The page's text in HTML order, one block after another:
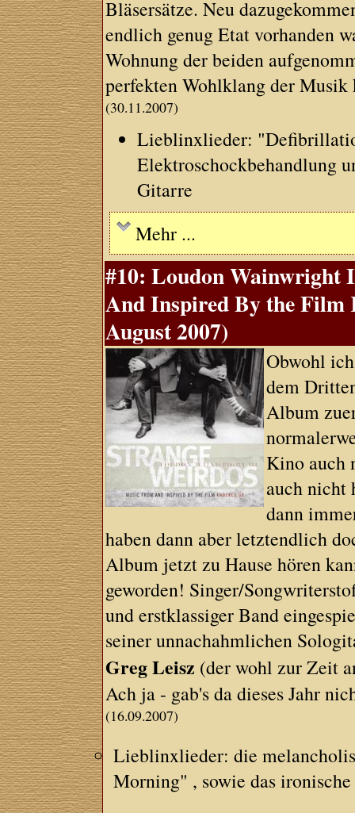
Bläsersätze. Neu
endlich genug Etat vorhanden
Wohnung der beiden
perfekten Wohlklang der Musik
(30.11.2007)
Lieblinxlieder:
Elektroschockbehandlung
Gitarre
Mehr ...
#10: Loudon Wainwright
And Inspired By the Film
August 2007)
Obwohl
dem
Album
Kino auch
auch nicht
dann
haben dann aber letztendlich
Album jetzt zu Hause hören
geworden! Singer/
und erstklassiger Band
seiner unnachahmlichen
Greg Leisz (der wohl zur Zeit
Ach ja - gab's da dieses Jahr
(16.09.2007)
Lieblinxlieder: die
Morning" , sowie das